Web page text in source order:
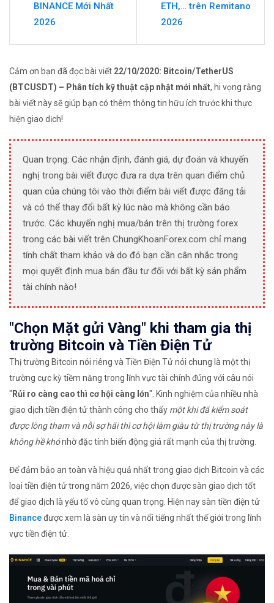
BINANCE Mới Nhất
2026
ETH,… trên Remitano
2026
Cảm ơn bạn đã đọc bài viết 22/10/2020: Bitcoin/TetherUS
(BTCUSDT) – Phân tích kỹ thuật cập nhật mới nhất, hi vọng rằng
bài viết này sẽ giúp bạn có thêm thông tin hữu ích trước khi thực
hiện giao dịch!
Quan trọng: Các nhận định, đánh giá, dự đoán và khuyến
nghị trong bài viết được đưa ra dựa trên quan điểm chủ
quan của chúng tôi vào thời điểm bài viết được đăng tải
và có thể thay đổi bất kỳ lúc nào mà không cần báo
trước. Các khuyến nghị mua/bán trên thị trường forex
trong các bài viết trên ChungKhoanForex.com chỉ mang
tính chất tham khảo và do đó bạn cần cân nhắc trong
mọi quyết định mua bán đầu tư đối với bất kỳ sản phẩm
tài chính nào!
"Chọn Mặt gửi Vàng" khi tham gia thị
trường Bitcoin và Tiền Điện Tử
Thị trường Bitcoin nói riêng và Tiền Điện Tử nói chung là một thị
trường cực kỳ tiềm năng trong lĩnh vực tài chính đúng với câu nói
"Rủi ro càng cao thì cơ hội càng lớn". Kinh nghiệm của nhiều nhà
giao dịch tiền điện tử thành công cho thấy một khi đã kiểm soát
được lòng tham và nỗi sợ hãi thì cơ hội làm giàu từ thị trường này là
không hề khónhờ đặc tính biến động giá rất mạnh của thị trường.
Để đảm bảo an toàn và hiệu quả nhất trong giao dịch Bitcoin và các
loại tiền điện tử trong năm 2026, việc chọn được sàn giao dịch tốt
để giao dịch là yếu tố vô cùng quan trọng. Hiện nay sàn tiền điện tử
Binanceđược xem là sàn uy tín và nổi tiếng nhất thế giới trong lĩnh
vực tiền điện tử.